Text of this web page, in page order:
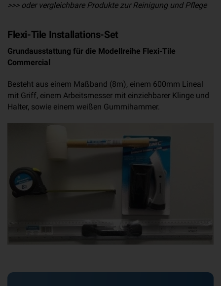
>>> oder vergleichbare Produkte zur Reinigung und Pflege
Flexi-Tile Installations-Set
Grundausstattung für die Modellreihe Flexi-Tile
Commercial
Besteht aus einem Maßband (8m), einem 600mm Lineal
mit Griff, einem Arbeitsmesser mit einziehbarer Klinge und
Halter, sowie einem weißen Gummihammer.